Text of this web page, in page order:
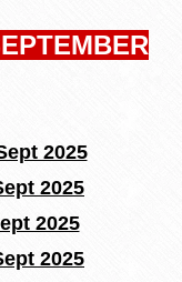
2025
2025
2025
2025